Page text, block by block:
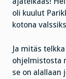
oli kuulut
kotona
Ja mitäs
ohjelmistosta
se on alallaan